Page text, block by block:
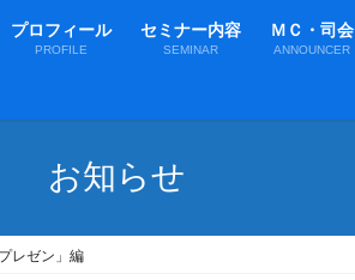
プロフィール
PROFILE
セミナー内容
SEMINAR
ＭＣ・司会
ANNOUNCER
お知らせ
レゼン」編